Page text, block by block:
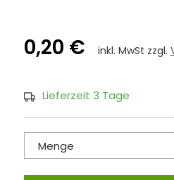
0,20 € inkl. MwSt zzgl.
Lieferzeit 3 Tage
Menge